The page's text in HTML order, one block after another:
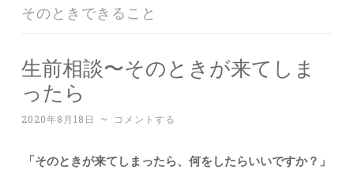
ッ
そのときできること
生前相談〜そのときが来てしま
ったら
2020年8月18日 ~ コメントする
「そのときが来てしまったら、何をしたらいいですか？」